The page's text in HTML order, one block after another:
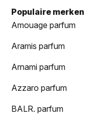
Populaire merken
Amouage parfum
Aramis parfum
Arnami parfum
Azzaro parfum
BALR. parfum